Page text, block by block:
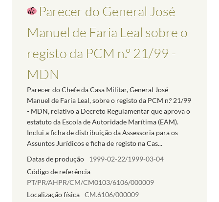
Parecer do General José
Manuel de Faria Leal sobre o
registo da PCM n.º 21/99 -
MDN
Parecer do Chefe da Casa Militar, General José
Manuel de Faria Leal, sobre o registo da PCM n.º 21/99
- MDN, relativo a Decreto Regulamentar que aprova o
estatuto da Escola de Autoridade Marítima (EAM).
Inclui a ficha de distribuição da Assessoria para os
Assuntos Jurídicos e ficha de registo na Cas...
Datas de produção
1999-02-22/1999-03-04
Código de referência
PT/PR/AHPR/CM/CM0103/6106/000009
Localização física CM.6106/000009